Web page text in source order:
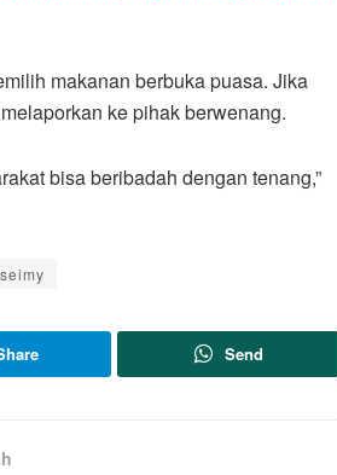
makanan berbuka puasa. Jika
ke pihak berwenang.
bisa beribadah dengan tenang,”
Send